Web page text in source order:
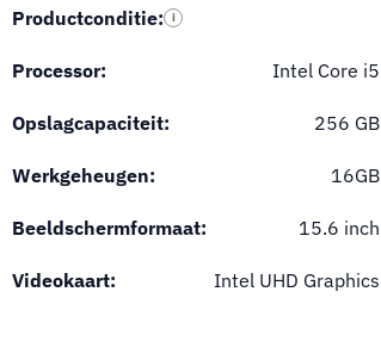
Productconditie: i
Processor: Intel Core i5
Opslagcapaciteit: 256 GB
Werkgeheugen: 16GB
Beeldschermformaat: 15.6 inch
Videokaart: Intel UHD Graphics